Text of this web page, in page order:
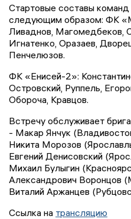
Стартовые составы
следующим образом: ФК
Ливаднов, Магомедбеков,
Игнатенко, Оразаев,
Пенчелюзов.
ФК «Енисей-2»:
Островский, Руппель,
Обороча, Кравцов.
Встречу обслуживает
- Макар Янчук
Никита Морозов
Евгений Денисовский
Михаил Булыгин
Александрович Воронцов
Виталий Аржанцев
Ссылка на трансляцию